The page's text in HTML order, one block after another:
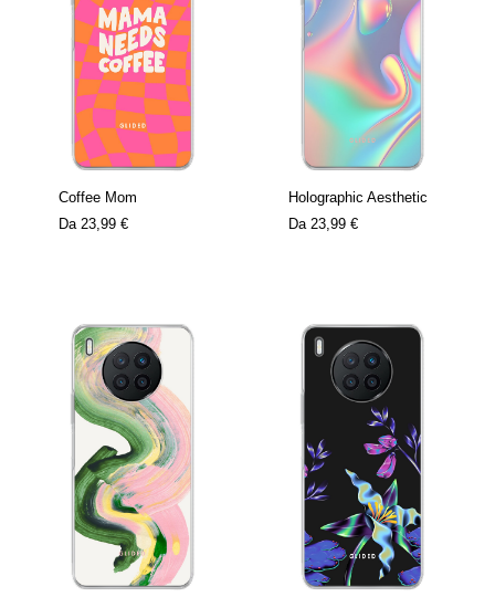
Coffee Mom
Da 23,99 €
Holographic Aesthetic
Da 23,99 €